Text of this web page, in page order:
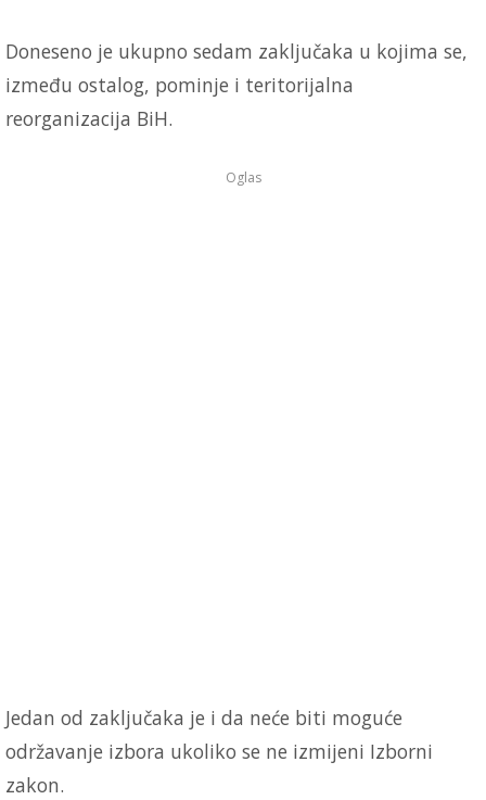
Doneseno je ukupno sedam zaključaka u kojima se,
između ostalog, pominje i teritorijalna
reorganizacija BiH.
Oglas
Jedan od zaključaka je i da neće biti moguće
održavanje izbora ukoliko se ne izmijeni Izborni
zakon.